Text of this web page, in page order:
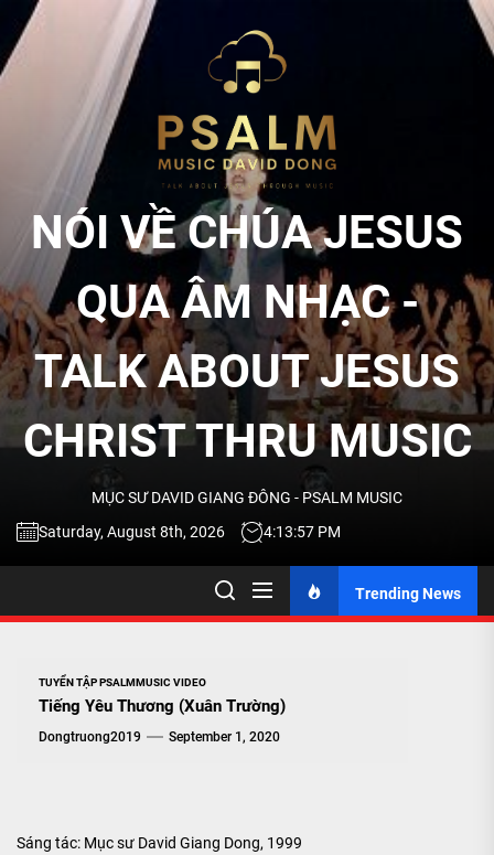
Skip
the
QUA
ÂM
NHẠC
TALK
NÓI VỀ CHÚA JESUS
QUA ÂM NHẠC -
TALK ABOUT JESUS
CHRIST THRU MUSIC
MỤC SƯ DAVID GIANG ĐÔNG - PSALM MUSIC
Saturday, August 8th, 2026
4:13:58 PM
Trending News
TUYỂN TẬP PSALMMUSIC VIDEO
Tiếng Yêu Thương (Xuân Trường)
Dongtruong2019 September 1, 2020
Sáng tác: Mục sư David Giang Dong, 1999